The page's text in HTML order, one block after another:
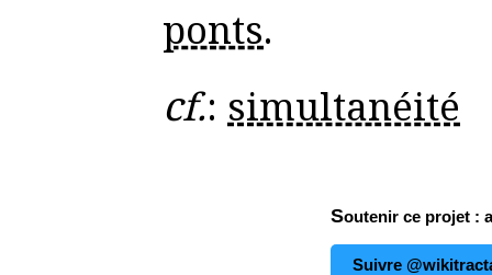
ponts.
cf.: simultanéité
Soutenir ce projet :
Suivre